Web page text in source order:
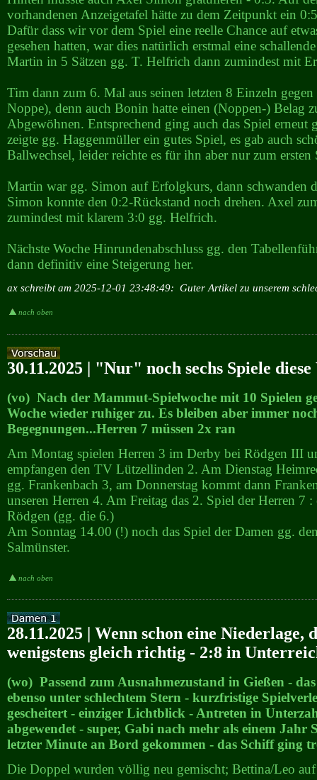
vorhandenen Anzeigetafel hätte zu dem Zeitpunkt ein
Dafür dass wir vor dem Spiel eine reelle Chance auf
gesehen hatten, war dies natürlich erstmal eine
Martin in 5 Sätzen gg. T. Helfrich dann zumindest mit
Tim dann zum 6. Mal aus seinen letzten 8 Einzeln
Noppe), denn auch Bonin hatte einen (Noppen-) Belag
Abgewöhnen. Entsprechend ging auch das Spiel erneut
zeigte gg. Haggenmüller ein gutes Spiel, es gab auch
Ballwechsel, leider reichte es für ihn aber nur zum ersten
Martin war gg. Simon auf Erfolgkurs, dann schwanden
Simon konnte den 0:2-Rückstand noch drehen. Axel
zumindest mit klarem 3:0 gg. Helfrich.
Nächste Woche Hinrundenabschluss gg. den
dann definitiv eine Steigerung her.
ax schreibt am 2025-12-01 23:48:49: Guter Artikel zu unserem
nach oben
30.11.2025 | "Nur" noch sechs Spiele diese
(vo) Nach der Mammut-Spielwoche mit 10 Spielen
Woche wieder ruhiger zu. Es bleiben aber immer
Begegnungen...Herren 7 müssen 2x ran
Am Montag spielen Herren 3 im Derby bei Rödgen III
empfangen den TV Lützellinden 2. Am Dienstag
gg. Frankenbach 3, am Donnerstag kommt dann
unseren Herren 4. Am Freitag das 2. Spiel der Herren 7 :
Rödgen (gg. die 6.)
Am Sonntag 14.00 (!) noch das Spiel der Damen gg.
Salmünster.
nach oben
28.11.2025 | Wenn schon eine Niederlage,
wenigstens gleich richtig - 2:8 in
(wo) Passend zum Ausnahmezustand in Gießen -
ebenso unter schlechtem Stern - kurzfristige
gescheitert - einziger Lichtblick - Antreten in
abgewendet - super, Gabi nach mehr als einem Jahr
letzter Minute an Bord gekommen - das Schiff ging
Die Doppel wurden völlig neu gemischt; Bettina/Leo